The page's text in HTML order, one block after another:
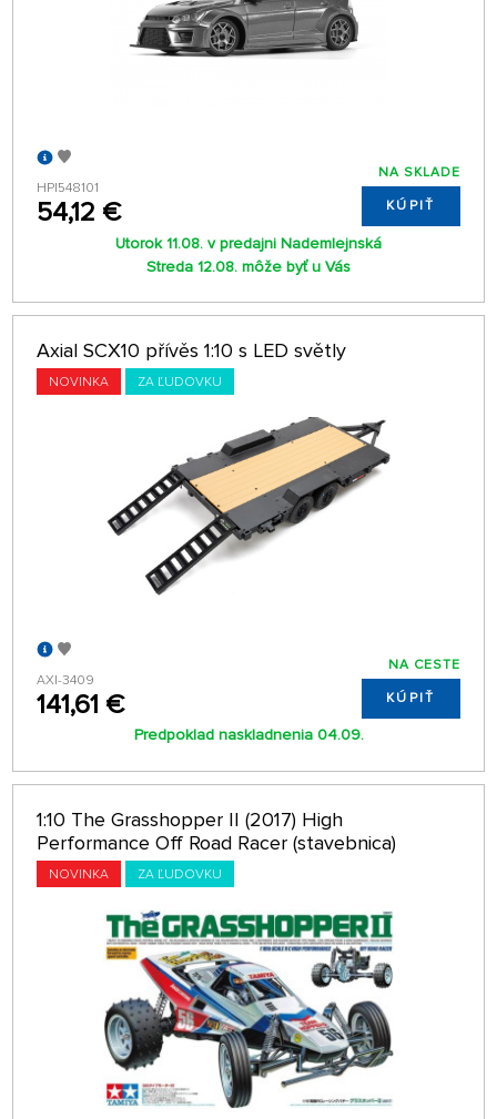
HPI548101
54,12 €
NA SKLADE
KÚPIŤ
Utorok 11.08. v predajni Nademlejnská
Streda 12.08. môže byť u Vás
Axial SCX10 přívěs 1:10 s LED světly
NOVINKA ZA ĽUDOVKU
AXI-3409
141,61 €
NA CESTE
KÚPIŤ
Predpoklad naskladnenia 04.09.
1:10 The Grasshopper II (2017) High
Performance Off Road Racer (stavebnica)
NOVINKA ZA ĽUDOVKU